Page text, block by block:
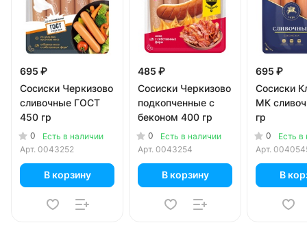
695 ₽
Сосиски Черкизово
сливочные ГОСТ
450 гр
0
Есть в наличии
Арт. 0043252
В корзину
485 ₽
Сосиски Черкизово
подкопченные с
беконом 400 гр
0
Есть в наличии
Арт. 0043254
В корзину
695 ₽
Сосиски
МК
гр
0
Есть в
Арт.
В